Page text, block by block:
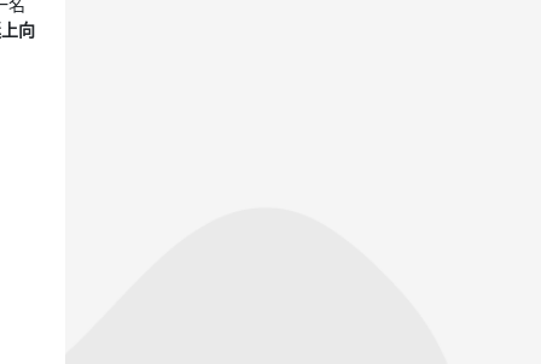
名
向